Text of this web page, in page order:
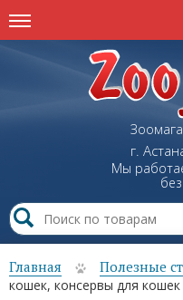
г.
Мы
Главная Полезные
кошек, консервы для кошек